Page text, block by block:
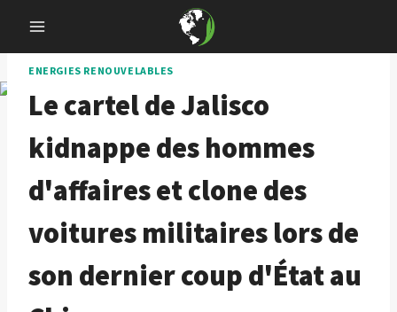
content
ENERGIES RENOUVELABLES
Le cartel de Jalisco
kidnappe des hommes
d'affaires et clone des
voitures militaires lors de
son dernier coup d'État au